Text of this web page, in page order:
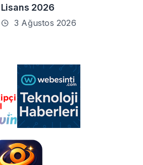
Lisans 2026
3 Ağustos 2026